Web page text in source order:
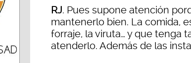
RJ. Pues supone atención
mantenerlo bien. La comida,
forraje, la viruta… y que tenga
atenderlo. Además de las